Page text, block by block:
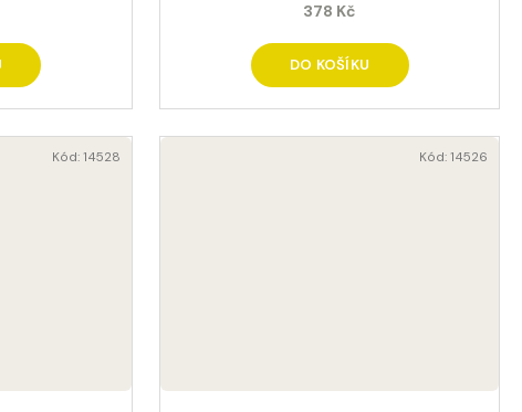
378 Kč
DO KOŠÍKU
Kód:14528 Kód:14526